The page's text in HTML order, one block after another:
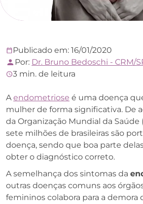
Publicado em: 16/01/2020
Por: Dr. Bruno Bedoschi - CRM/
3 min. de leitura
Aendometriose é uma doença
mulher de forma significativa. De
da Organização Mundial da Saúde
sete milhões de brasileiras são
doença, sendo que boa parte
obter o diagnóstico correto.
A semelhança dos sintomas da
outras doenças comuns aos
femininos colabora para a demora